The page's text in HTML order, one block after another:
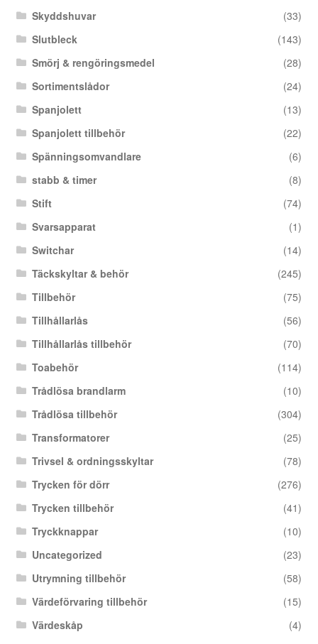
Skyddshuvar
(33)
Slutbleck
(143)
Smörj & rengöringsmedel
(28)
Sortimentslådor
(24)
Spanjolett
(13)
Spanjolett tillbehör
(22)
Spänningsomvandlare
(6)
stabb & timer
(8)
Stift
(74)
Svarsapparat
(1)
Switchar
(14)
Täckskyltar & behör
(245)
Tillbehör
(75)
Tillhållarlås
(56)
Tillhållarlås tillbehör
(70)
Toabehör
(114)
Trådlösa brandlarm
(10)
Trådlösa tillbehör
(304)
Transformatorer
(25)
Trivsel & ordningsskyltar
(78)
Trycken för dörr
(276)
Trycken tillbehör
(41)
Tryckknappar
(10)
Uncategorized
(23)
Utrymning tillbehör
(58)
Värdeförvaring tillbehör
(15)
Värdeskåp
(4)